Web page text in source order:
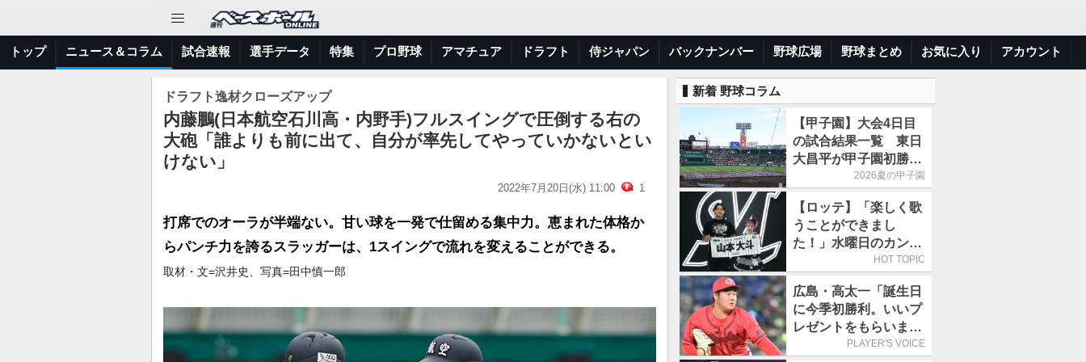
トップ ニュース＆コラム 試合速報 選手データ 特集 プロ野球 アマチュア ドラフト 侍ジャパン バックナンバー 野球広場 野球まとめ お気に入り アカウント
ドラフト逸材クローズアップ
内藤鵬(日本航空石川高・内野手)フルスイングで圧倒する右の
大砲「誰よりも前に出て、自分が率先してやっていかないとい
けない」
2022年7月20日(水) 11:00 1
打席でのオーラが半端ない。甘い球を一発で仕留める集中力。恵まれた体格か
らパンチ力を誇るスラッガーは、1スイングで流れを変えることができる。
取材・文=沢井史、写真=田中慎一郎
新着 野球コラム
【甲子園】大会4日目
の試合結果一覧 東日
大昌平が甲子園初勝
利、青森山田は1点差
2026夏の甲子園
【ロッテ】「楽しく歌
うことができまし
た！」水曜日のカンパ
ネラ、8月8日のオリッ
に来場
HOT TOPIC
広島・高太一「誕生日
に今季初勝利。いいプ
レゼントをもらいまし
た」／バースデー星
PLAYER'S VOICE